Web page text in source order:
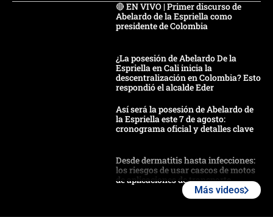
🔴 EN VIVO | Primer discurso de
Abelardo de la Espriella como
presidente de Colombia
¿La posesión de Abelardo De la
Espriella en Cali inicia la
descentralización en Colombia? Esto
respondió el alcalde Eder
Así será la posesión de Abelardo de
la Espriella este 7 de agosto:
cronograma oficial y detalles clave
Desde dermatitis hasta infecciones:
los riesgos de usar cascos de motos
de aplicaciones de transporte
Más videos